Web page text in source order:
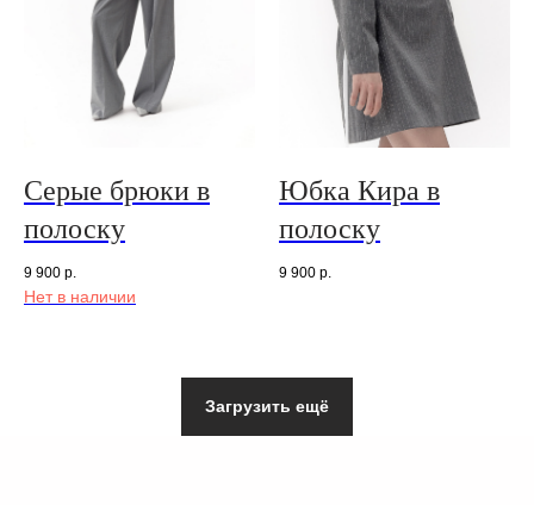
Серые брюки в
полоску
9 900 р.
Нет в наличии
Юбка Кира в
полоску
9 900 р.
Загрузить ещё